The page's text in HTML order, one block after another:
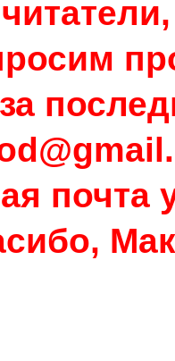
почта